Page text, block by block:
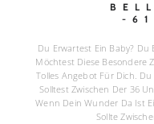
-
Du Erwartest Ein Baby? Du
Möchtest Diese Besondere
Tolles Angebot Für Dich. Du
Solltest Zwischen Der 36
Wenn Dein Wunder Da Ist
Sollte